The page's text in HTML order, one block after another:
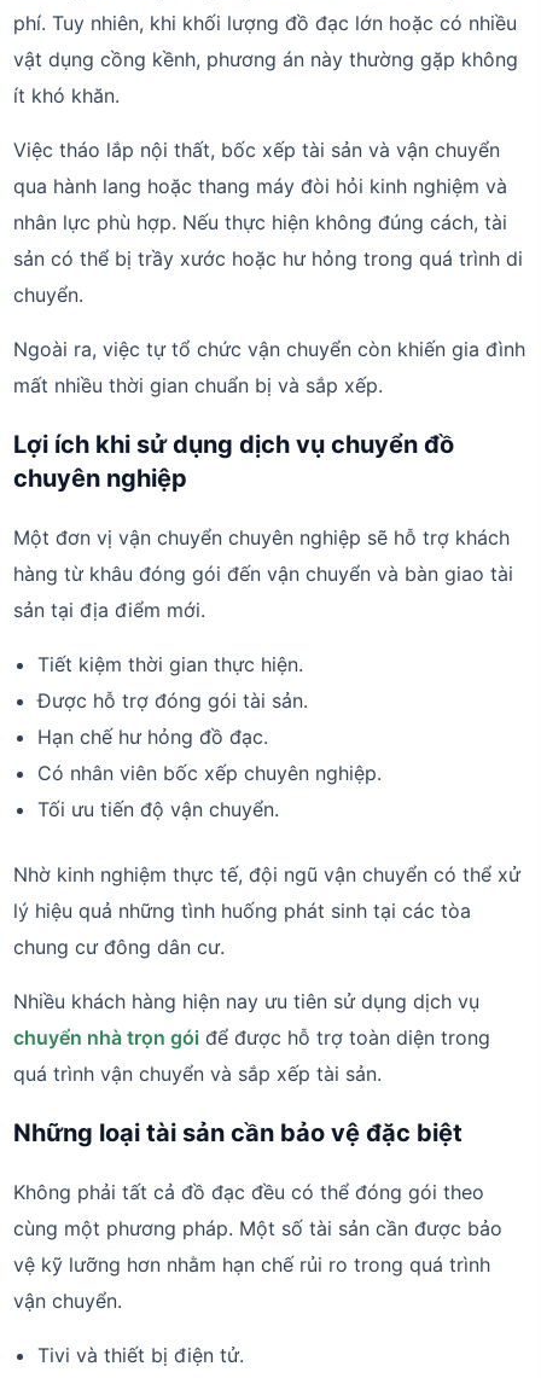
phí. Tuy nhiên, khi khối lượng đồ đạc lớn hoặc có nhiều
vật dụng cồng kềnh, phương án này thường gặp không
ít khó khăn.
Việc tháo lắp nội thất, bốc xếp tài sản và vận chuyển
qua hành lang hoặc thang máy đòi hỏi kinh nghiệm và
nhân lực phù hợp. Nếu thực hiện không đúng cách, tài
sản có thể bị trầy xước hoặc hư hỏng trong quá trình di
chuyển.
Ngoài ra, việc tự tổ chức vận chuyển còn khiến gia đình
mất nhiều thời gian chuẩn bị và sắp xếp.
Lợi ích khi sử dụng dịch vụ chuyển đồ
chuyên nghiệp
Một đơn vị vận chuyển chuyên nghiệp sẽ hỗ trợ khách
hàng từ khâu đóng gói đến vận chuyển và bàn giao tài
sản tại địa điểm mới.
Tiết kiệm thời gian thực hiện.
Được hỗ trợ đóng gói tài sản.
Hạn chế hư hỏng đồ đạc.
Có nhân viên bốc xếp chuyên nghiệp.
Tối ưu tiến độ vận chuyển.
Nhờ kinh nghiệm thực tế, đội ngũ vận chuyển có thể xử
lý hiệu quả những tình huống phát sinh tại các tòa
chung cư đông dân cư.
Nhiều khách hàng hiện nay ưu tiên sử dụng dịch vụ
chuyển nhà trọn gói để được hỗ trợ toàn diện trong
quá trình vận chuyển và sắp xếp tài sản.
Những loại tài sản cần bảo vệ đặc biệt
Không phải tất cả đồ đạc đều có thể đóng gói theo
cùng một phương pháp. Một số tài sản cần được bảo
vệ kỹ lưỡng hơn nhằm hạn chế rủi ro trong quá trình
vận chuyển.
Tivi và thiết bị điện tử.